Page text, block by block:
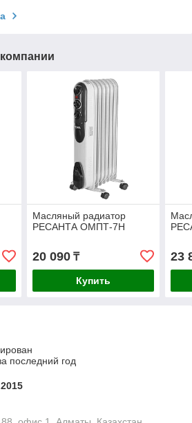
Масляный радиатор
РЕСАНТА ОМПТ-7Н
20 090₸
Купить
23
последний год